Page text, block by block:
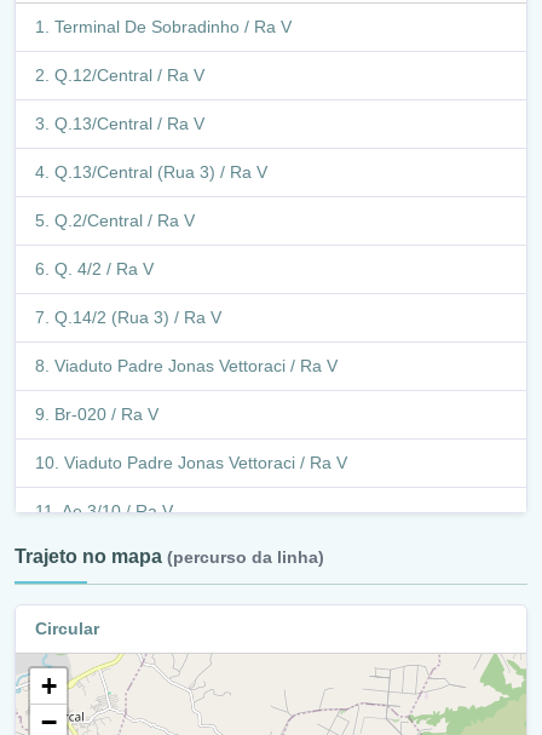
Terminal De Sobradinho / Ra V
Q.12/Central / Ra V
Q.13/Central / Ra V
Q.13/Central (Rua 3) / Ra V
Q.2/Central / Ra V
Q. 4/2 / Ra V
Q.14/2 (Rua 3) / Ra V
Viaduto Padre Jonas Vettoraci / Ra V
Br-020 / Ra V
Viaduto Padre Jonas Vettoraci / Ra V
Ae 3/10 / Ra V
Ae 3 / Ra V
Setor De Expansão Econômica Q 13/14 / Ra V
Setor De Expansão Econômica Q 12 / Ra V
Setor De Expansão Econômica Q 11/10 / Ra V
Trajeto no mapa (percurso da linha)
Circular
+
−